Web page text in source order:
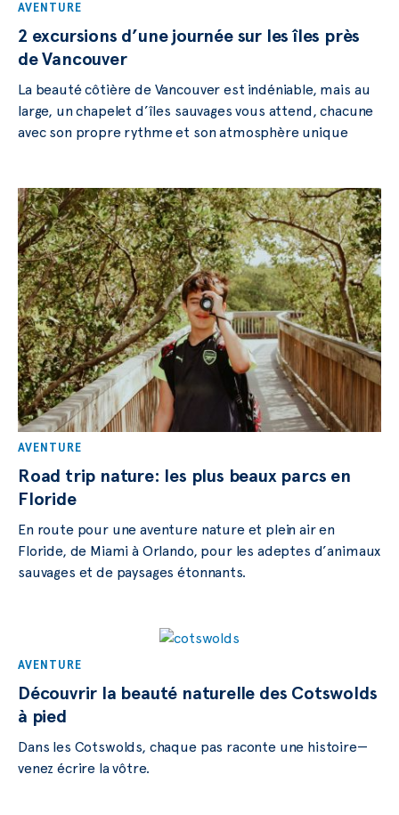
AVENTURE
2 excursions d’une journée sur les îles près
de Vancouver
La beauté côtière de Vancouver est indéniable, mais au
large, un chapelet d’îles sauvages vous attend, chacune
avec son propre rythme et son atmosphère unique
AVENTURE
Road trip nature: les plus beaux parcs en
Floride
En route pour une aventure nature et plein air en
Floride, de Miami à Orlando, pour les adeptes d’animaux
sauvages et de paysages étonnants.
AVENTURE
Découvrir la beauté naturelle des Cotswolds
à pied
Dans les Cotswolds, chaque pas raconte une histoire—
venez écrire la vôtre.